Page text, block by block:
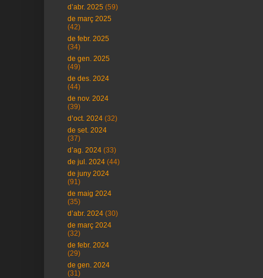
d’abr. 2025 (59)
de març 2025
(42)
de febr. 2025
(34)
de gen. 2025
(49)
de des. 2024
(44)
de nov. 2024
(39)
d’oct. 2024 (32)
de set. 2024
(37)
d’ag. 2024 (33)
de jul. 2024 (44)
de juny 2024
(91)
de maig 2024
(35)
d’abr. 2024 (30)
de març 2024
(32)
de febr. 2024
(29)
de gen. 2024
(31)